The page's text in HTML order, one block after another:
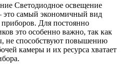
Светодиодное освещение
самый экономичный вид
Для постоянно
это особенно важно, так как
не способствуют повышению
камеры и их ресурса хватает